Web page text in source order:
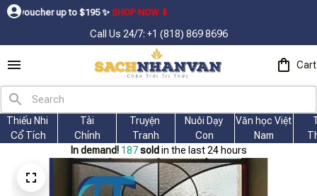
up to $195ㅤ ✨ㅤSHOP NOW ⬇
Call Us 24/7: +1 (818) 869 8696
Cart
Thiếu Nhi
Cổ Tích
Tài
Chính
Truyện
Tranh
Nuôi Dạy
Con
Văn học Việt
Nam
In demand! 190 sold in the last 24 hours